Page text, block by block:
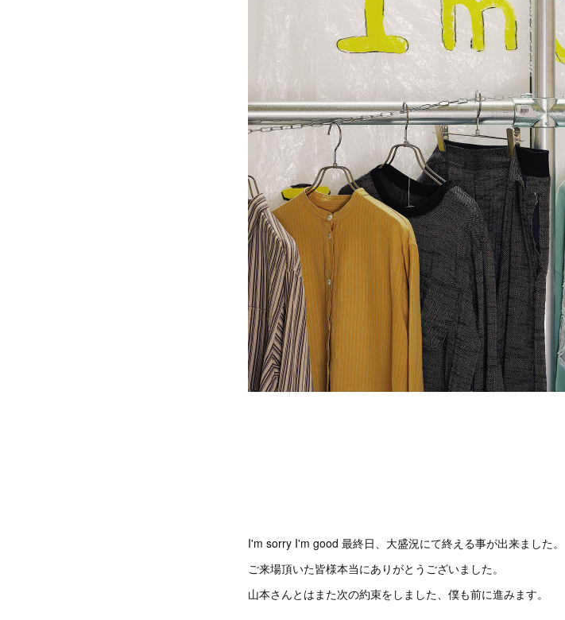
I'm sorry I'm good 最終日、大盛況にて終える事が出来ました。
ご来場頂いた皆様本当にありがとうございました。
山本さんとはまた次の約束をしました、僕も前に進みます。